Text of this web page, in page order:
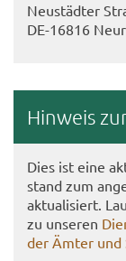
Neu­städ­ter
DE-​16816
Hin­weis
Dies ist eine
stand zum
ak­tua­li­siert.
zu un­se­ren
der Ämter und